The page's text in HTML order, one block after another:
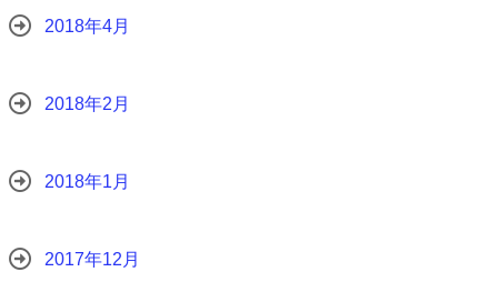
2018年4月
2018年2月
2018年1月
2017年12月